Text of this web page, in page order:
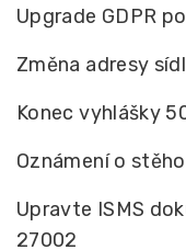
Upgrade GDPR
Změna adresy
Konec vyhlášky
Oznámení o
Upravte ISMS
27002